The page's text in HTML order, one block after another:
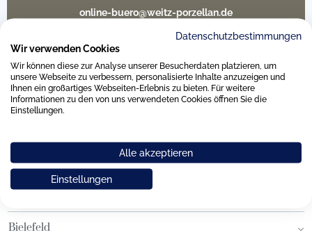
online-buero@weitz-porzellan.de
Unsere Häuser
Hamburg am Neuen Wall
Hamburg AEZ
Bielefeld
Datenschutzbestimmungen
Wir verwenden Cookies
Wir können diese zur Analyse unserer Besucherdaten platzieren, um
unsere Webseite zu verbessern, personalisierte Inhalte anzuzeigen und
Ihnen ein großartiges Webseiten-Erlebnis zu bieten. Für weitere
Informationen zu den von uns verwendeten Cookies öffnen Sie die
Einstellungen.
Alle akzeptieren
Einstellungen